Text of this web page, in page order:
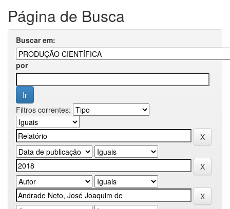
Página de Busca
Buscar em:
por
Filtros correntes: